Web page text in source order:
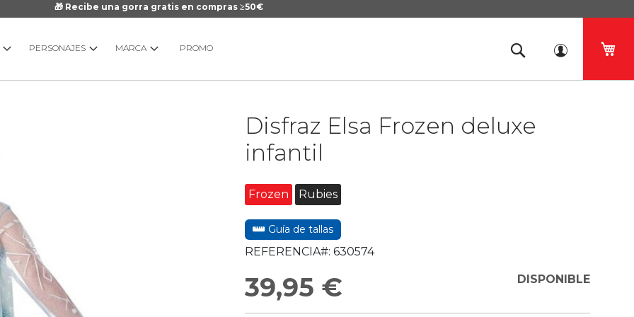
🎁 Recibe una gorra gratis en compras ≥50€
PERSONAJES MARCA PROMO
Disfraz Elsa Frozen deluxe
infantil
Frozen Rubies
Guía de tallas
REFERENCIA#: 630574
39,95 € DISPONIBLE
galería
imágenes